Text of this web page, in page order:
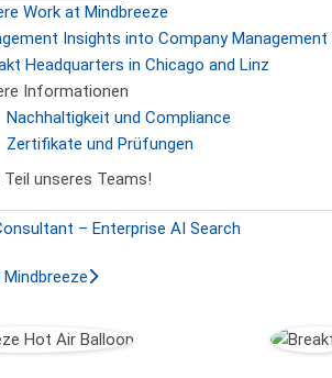
Work at Mindbreeze
Insights into Company Management
Headquarters in Chicago and Linz
Informationen
Nachhaltigkeit und Compliance
Zertifikate und Prüfungen
Teil unseres Teams!
– Enterprise AI Search